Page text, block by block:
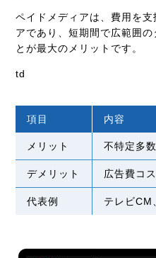
ペイドメディアは、費用を
アであり、短期間で広範囲
とが最大のメリットです。
td
項目 内容
メリット 不特定多
デメリット 広告費コ
代表例 テレビCM